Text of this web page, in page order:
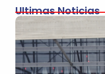
Ultimas Noticias